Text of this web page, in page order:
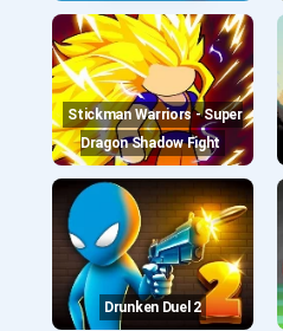
Stickman Warriors - Super
Dragon Shadow Fight
Drunken Duel 2